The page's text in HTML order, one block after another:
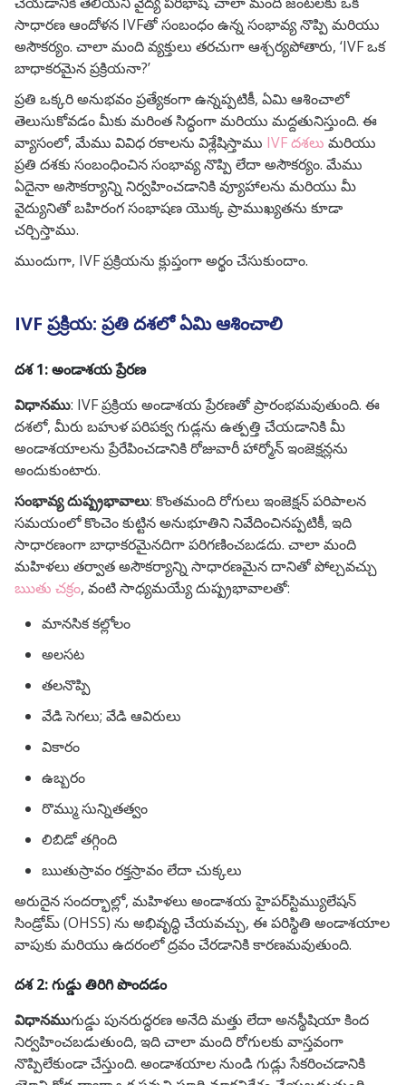
సాధారణ ఆందోళన IVFతో సంబంధం ఉన్న సంభావ్య నొప్పి మరియు
అసౌకర్యం. చాలా మంది వ్యక్తులు తరచుగా ఆశ్చర్యపోతారు, ‘IVF ఒక
బాధాకరమైన ప్రక్రియనా?’
ప్రతి ఒక్కరి అనుభవం ప్రత్యేకంగా ఉన్నప్పటికీ, ఏమి ఆశించాలో
తెలుసుకోవడం మీకు మరింత సిద్ధంగా మరియు మద్దతునిస్తుంది. ఈ
వ్యాసంలో, మేము వివిధ రకాలను విశ్లేషిస్తాము IVF దశలు మరియు
ప్రతి దశకు సంబంధించిన సంభావ్య నొప్పి లేదా అసౌకర్యం. మేము
ఏదైనా అసౌకర్యాన్ని నిర్వహించడానికి వ్యూహాలను మరియు మీ
వైద్యునితో బహిరంగ సంభాషణ యొక్క ప్రాముఖ్యతను కూడా
చర్చిస్తాము.
ముందుగా, IVF ప్రక్రియను క్లుప్తంగా అర్థం చేసుకుందాం.
IVF ప్రక్రియ: ప్రతి దశలో ఏమి ఆశించాలి
దశ 1: అండాశయ ప్రేరణ
విధానము: IVF ప్రక్రియ అండాశయ ప్రేరణతో ప్రారంభమవుతుంది. ఈ
దశలో, మీరు బహుళ పరిపక్వ గుడ్లను ఉత్పత్తి చేయడానికి మీ
అండాశయాలను ప్రేరేపించడానికి రోజువారీ హార్మోన్ ఇంజెక్షన్లను
అందుకుంటారు.
సంభావ్య దుష్ప్రభావాలు: కొంతమంది రోగులు ఇంజెక్షన్ పరిపాలన
సమయంలో కొంచెం కుట్టిన అనుభూతిని నివేదించినప్పటికీ, ఇది
సాధారణంగా బాధాకరమైనదిగా పరిగణించబడదు. చాలా మంది
మహిళలు తర్వాత అసౌకర్యాన్ని సాధారణమైన దానితో పోల్చవచ్చు
ఋతు చక్రం, వంటి సాధ్యమయ్యే దుష్ప్రభావాలతో:
మానసిక కల్లోలం
అలసట
తలనొప్పి
వేడి సెగలు; వేడి ఆవిరులు
వికారం
ఉబ్బరం
రొమ్ము సున్నితత్వం
లిబిడో తగ్గింది
ఋతుస్రావం రక్తస్రావం లేదా చుక్కలు
అరుదైన సందర్భాల్లో, మహిళలు అండాశయ హైపర్‌స్టిమ్యులేషన్
సిండ్రోమ్ (OHSS) ను అభివృద్ధి చేయవచ్చు, ఈ పరిస్థితి అండాశయాల
వాపుకు మరియు ఉదరంలో ద్రవం చేరడానికి కారణమవుతుంది.
దశ 2: గుడ్డు తిరిగి పొందడం
విధానముగుడ్డు పునరుద్ధరణ అనేది మత్తు లేదా అనస్థీషియా కింద
నిర్వహించబడుతుంది, ఇది చాలా మంది రోగులకు వాస్తవంగా
నొప్పిలేకుండా చేస్తుంది. అండాశయాల నుండి గుడ్లు సేకరించడానికి